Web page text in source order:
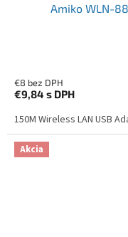
Amiko WLN-
€8 bez DPH
€9,84 s DPH
150M Wireless LAN USB
Akcia